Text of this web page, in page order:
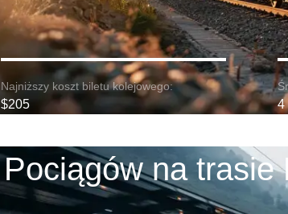
Najniższy koszt biletu kolejowego:
$205 4
Pociągów na trasie